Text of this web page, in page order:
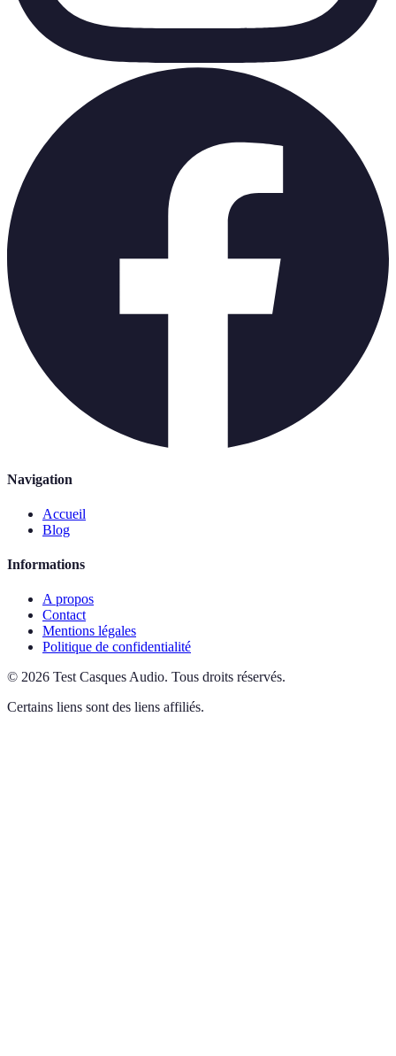
Navigation
Accueil
Blog
Informations
A propos
Contact
Mentions légales
Politique de confidentialité
© 2026 Test Casques Audio. Tous droits réservés.
Certains liens sont des liens affiliés.